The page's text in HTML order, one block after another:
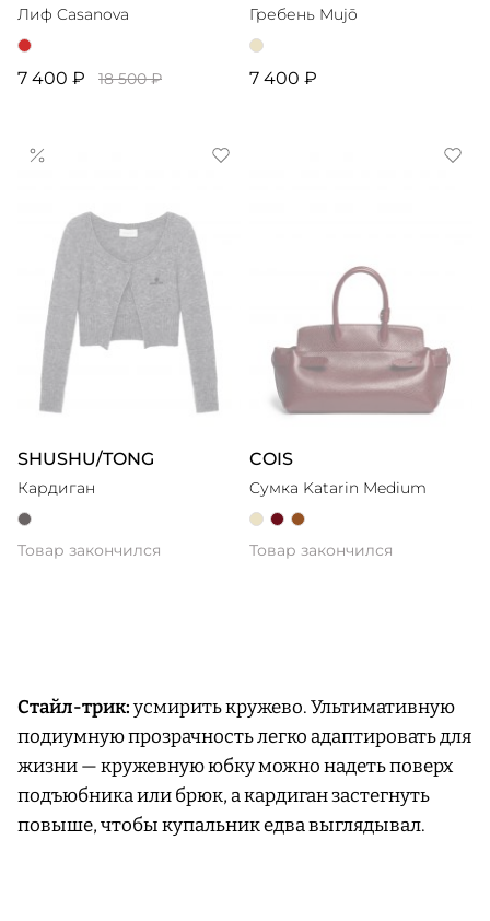
Лиф Casanova
7 400 ₽ 18 500 ₽
Гребень Mujō
7 400 ₽
SHUSHU/TONG
Кардиган
Товар закончился
COIS
Cумка Katarin Medium
Товар закончился
Cтайл-трик:усмирить кружево. Ультимативную
подиумную прозрачность легко адаптировать для
жизни — кружевную юбку можно надеть поверх
подъюбника или брюк, а кардиган застегнуть
повыше, чтобы купальник едва выглядывал.